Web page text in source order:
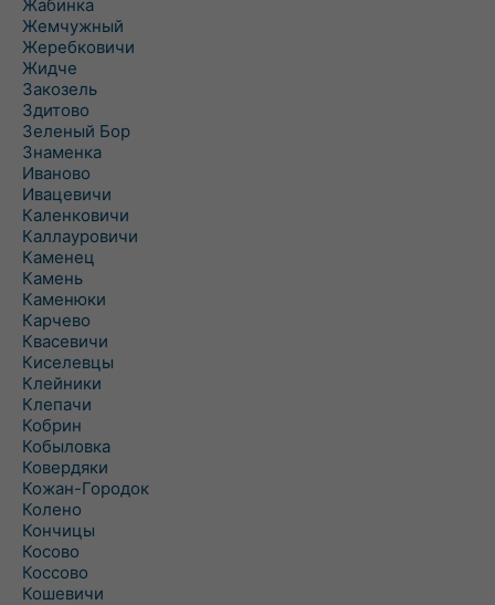
Жабинка
Жемчужный
Жеребковичи
Жидче
Закозель
Здитово
Зеленый Бор
Знаменка
Иваново
Ивацевичи
Каленковичи
Каллауровичи
Каменец
Камень
Каменюки
Карчево
Квасевичи
Киселевцы
Клейники
Клепачи
Кобрин
Кобыловка
Ковердяки
Кожан-Городок
Колено
Кончицы
Косово
Коссово
Кошевичи